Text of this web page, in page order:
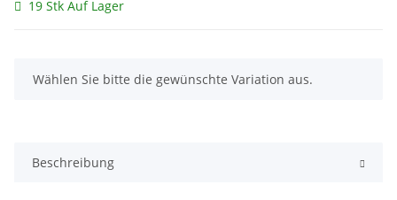
19 Stk Auf Lager
x
Wählen Sie bitte die gewünschte Variation aus.
Beschreibung